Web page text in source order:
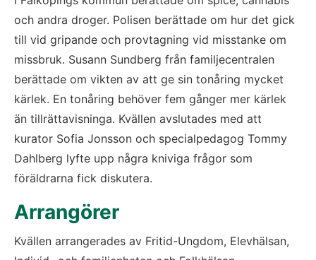
och andra droger. Polisen berättade om hur det gick
till vid gripande och provtagning vid misstanke om
missbruk. Susann Sundberg från familjecentralen
berättade om vikten av att ge sin tonåring mycket
kärlek. En tonåring behöver fem gånger mer kärlek
än tillrättavisninga. Kvällen avslutades med att
kurator Sofia Jonsson och specialpedagog Tommy
Dahlberg lyfte upp några kniviga frågor som
föräldrarna fick diskutera.
Arrangörer
Kvällen arrangerades av Fritid-Ungdom, Elevhälsan,